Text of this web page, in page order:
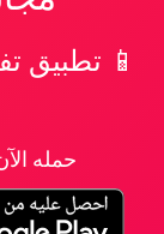
حمله